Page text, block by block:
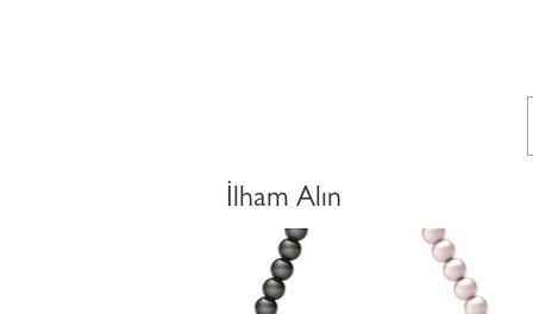
İlham Alın